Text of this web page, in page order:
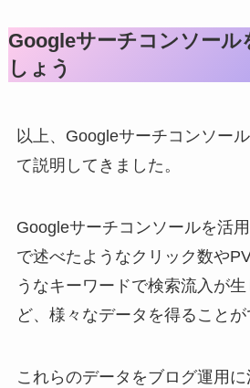
Googleサーチコンソール
しょう
以上、Googleサーチコンソー
て説明してきました。
Googleサーチコンソールを活
で述べたようなクリック数や
うなキーワードで検索流入が
ど、様々なデータを得ることが
これらのデータをブログ運用